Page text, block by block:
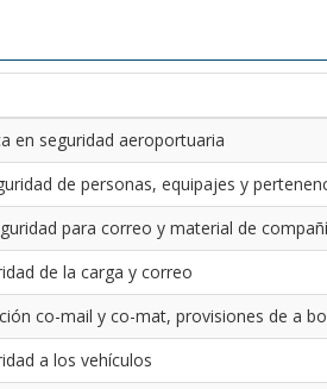
en seguridad aeroportuaria
de personas, equipajes y
para correo y material de
de la carga y correo
co-mail y co-mat, provisiones de a
a los vehículos